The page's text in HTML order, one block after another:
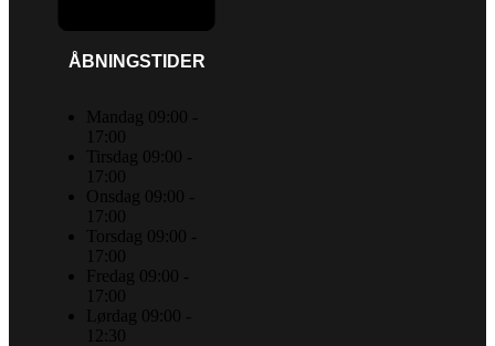
ÅBNINGSTIDER
Mandag 09:00 -
17:00
Tirsdag 09:00 -
17:00
Onsdag 09:00 -
17:00
Torsdag 09:00 -
17:00
Fredag 09:00 -
17:00
Lørdag 09:00 -
12:30